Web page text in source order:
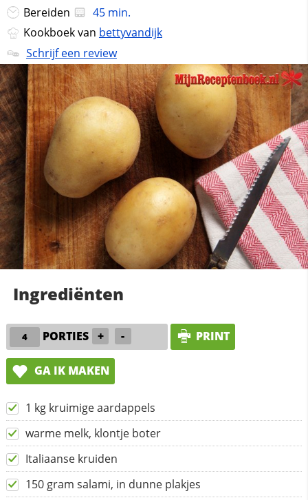
Bereiden
45 min.
Kookboek van bettyvandijk
Schrijf een review
Ingrediënten
PORTIES + - PRINT
GA IK MAKEN
1 kg kruimige aardappels
warme melk, klontje boter
Italiaanse kruiden
150 gram salami, in dunne plakjes